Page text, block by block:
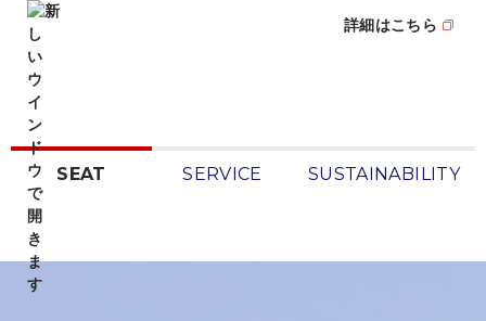
詳細はこちら
SEAT SERVICE SUSTAINABILITY